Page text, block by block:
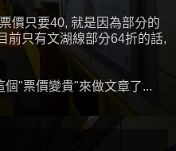
價只要40, 就是因為部分的
前只有文湖線部分64折的話,
"票價變貴"來做文章了...